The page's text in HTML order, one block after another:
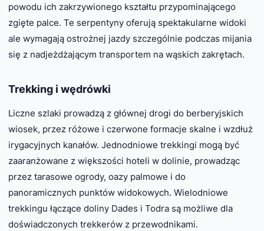
powodu ich zakrzywionego kształtu przypominającego
zgięte palce. Te serpentyny oferują spektakularne widoki
ale wymagają ostrożnej jazdy szczególnie podczas mijania
się z nadjeżdżającym transportem na wąskich zakrętach.
Trekking i wędrówki
Liczne szlaki prowadzą z głównej drogi do berberyjskich
wiosek, przez różowe i czerwone formacje skalne i wzdłuż
irygacyjnych kanałów. Jednodniowe trekkingi mogą być
zaaranżowane z większości hoteli w dolinie, prowadząc
przez tarasowe ogrody, oazy palmowe i do
panoramicznych punktów widokowych. Wielodniowe
trekkingu łączące doliny Dades i Todra są możliwe dla
doświadczonych trekkerów z przewodnikami.